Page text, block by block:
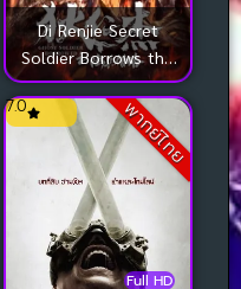
Di Renjie Secret
Soldier Borrows the
Road ตี๋เหรินเจี๋ย เส้น
ทางปริศนา (2023)พากย์ไทย
Full HD
7.0